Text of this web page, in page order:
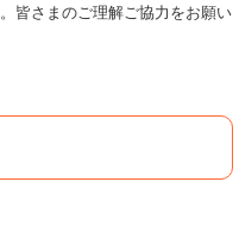
皆さまのご理解ご協力をお願い